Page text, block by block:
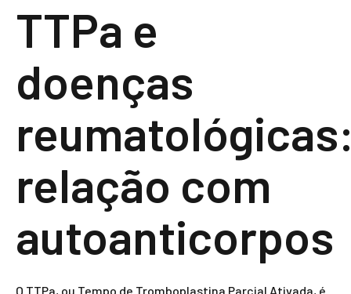
TTPa e
doenças
relação com
autoanticorpos
O TTPa, ou Tempo de Tromboplastina Parcial Ativada, é